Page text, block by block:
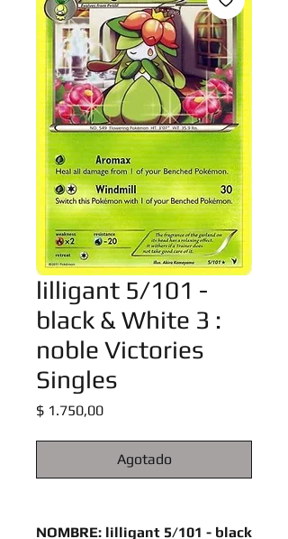
lilligant 5/101 -
black & White 3 :
noble Victories
Singles
$ 1.750,00Precio
Agotado
NOMBRE: lilligant 5/101 - black